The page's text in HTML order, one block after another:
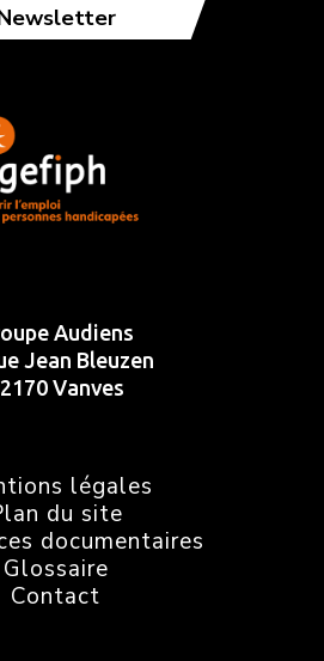
Audiens
Jean Bleuzen
Vanves
légales
du site
documentaires
Glossaire
Contact